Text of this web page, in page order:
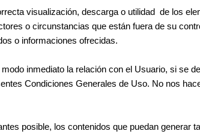
visualización, descarga o utilidad de los
o circunstancias que están fuera de su
o informaciones ofrecidas.
inmediato la relación con el Usuario, si se
Condiciones Generales de Uso. No nos
posible, los contenidos que puedan